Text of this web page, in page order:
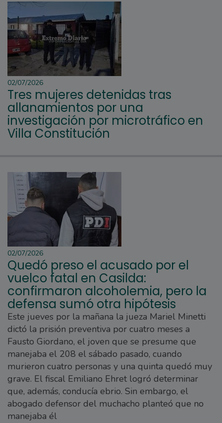
02/07/2026
Tres mujeres detenidas tras
allanamientos por una
investigación por microtráfico en
Villa Constitución
02/07/2026
Quedó preso el acusado por el
vuelco fatal en Casilda:
confirmaron alcoholemia, pero la
defensa sumó otra hipótesis
Este jueves por la mañana la jueza Mariel Minetti
dictó la prisión preventiva por cuatro meses a
Fausto Giordano, el joven que se presume que
manejaba el 208 el sábado pasado, cuando
murieron cuatro personas y una quinta quedó muy
grave. El fiscal Emiliano Ehret logró determinar
que, además, conducía ebrio. Sin embargo, el
abogado defensor del muchacho planteó que no
manejaba él